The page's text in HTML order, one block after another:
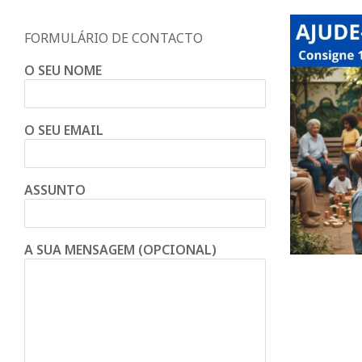
FORMULÁRIO DE CONTACTO
O SEU NOME
O SEU EMAIL
ASSUNTO
A SUA MENSAGEM (OPCIONAL)